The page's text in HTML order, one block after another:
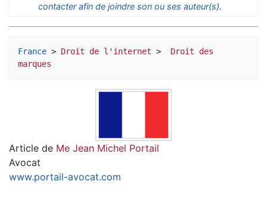
contacter afin de joindre son ou ses auteur(s).
France > Droit de l'internet >
Droit des
marques
Article de Me Jean Michel Portail
Avocat
www.portail-avocat.com